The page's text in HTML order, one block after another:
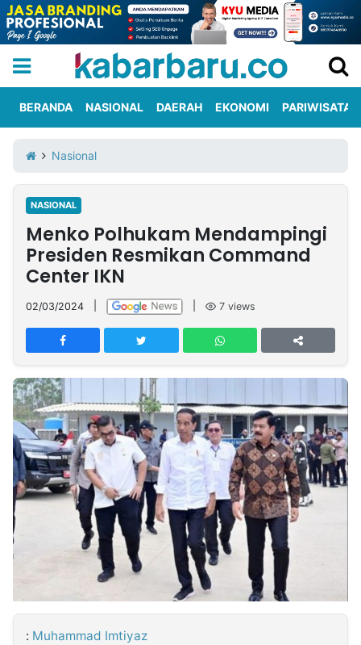
Iklan
Berita
Kami
Nasional
International
Olahraga
Entertainment
Daerah
Pariwisata
Kuliner
Kolom
Network
PT
TREETAN
INDONESIA
Partner
Insight
NTB
Suara
Time
Lens
IDN
Daily
Jogja
Jalan
Rakyat
Idealita
News
Kita
Notice
Dinamikapost.com
Radar
Baru
Seedbacklink
Follow
BERANDA NASIONAL DAERAH EKONOMI PARIWISATA
Nasional
NASIONAL
Menko Polhukam Mendampingi
Presiden Resmikan Command
Center IKN
02/03/2024 7 views
: Muhammad Imtiyaz